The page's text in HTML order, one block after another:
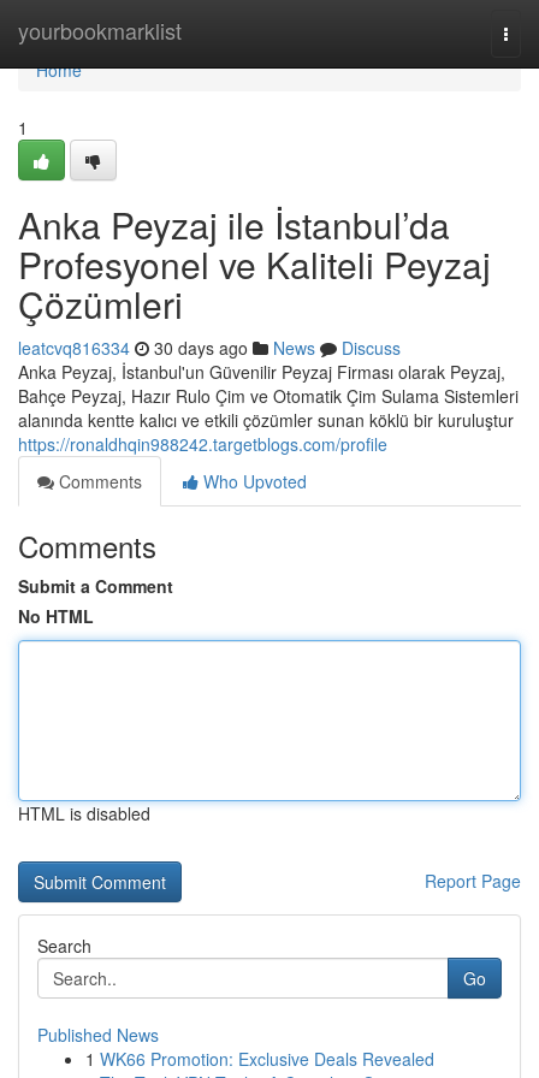
yourbookmarklist
Home
Home
1
Anka Peyzaj ile İstanbul’da
Profesyonel ve Kaliteli Peyzaj
Çözümleri
leatcvq816334 30 days ago News
Discuss
Anka Peyzaj, İstanbul'un Güvenilir Peyzaj Firması olarak Peyzaj,
Bahçe Peyzaj, Hazır Rulo Çim ve Otomatik Çim Sulama Sistemleri
alanında kentte kalıcı ve etkili çözümler sunan köklü bir kuruluştur
https://ronaldhqin988242.targetblogs.com/profile
Comments
Who Upvoted
Comments
Submit a Comment
No HTML
HTML is disabled
Report Page
Search
Go
Published News
1 WK66 Promotion: Exclusive Deals Revealed